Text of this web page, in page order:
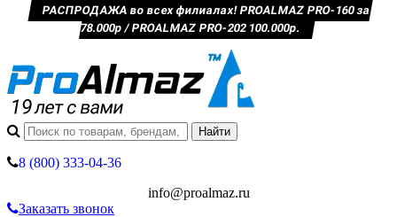
РАСПРОДАЖА во всех филиалах! PROALMAZ PRO-160 за
78.000р / PROALMAZ PRO-202 100.000р.
8 (800) 333-04-36
info@proalmaz.ru
Заказать звонок